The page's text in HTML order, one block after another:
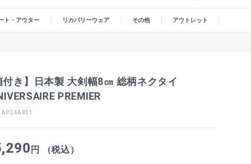
ト・アウター リカバリーウェア その他 アウトレット
付き】日本製 大剣幅8㎝ 総柄ネクタイ
PREMIER
AP24A811
円 （税込）